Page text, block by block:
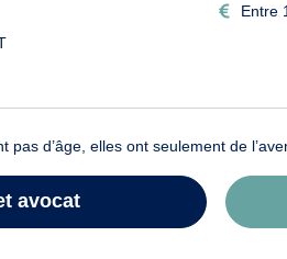
Entre
pas d’âge, elles ont seulement de
avocat